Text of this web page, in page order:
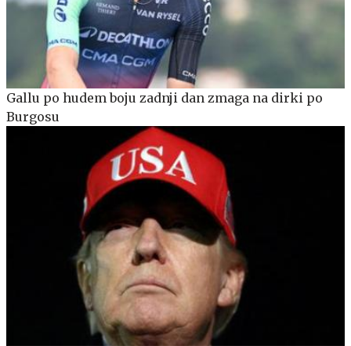
Gallu po hudem boju zadnji dan zmaga na dirki po
Burgosu